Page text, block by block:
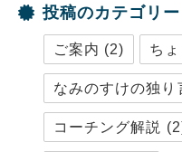
投稿のカテゴリ
ご案内 (2) ち
なみのすけの独り
コーチング解説